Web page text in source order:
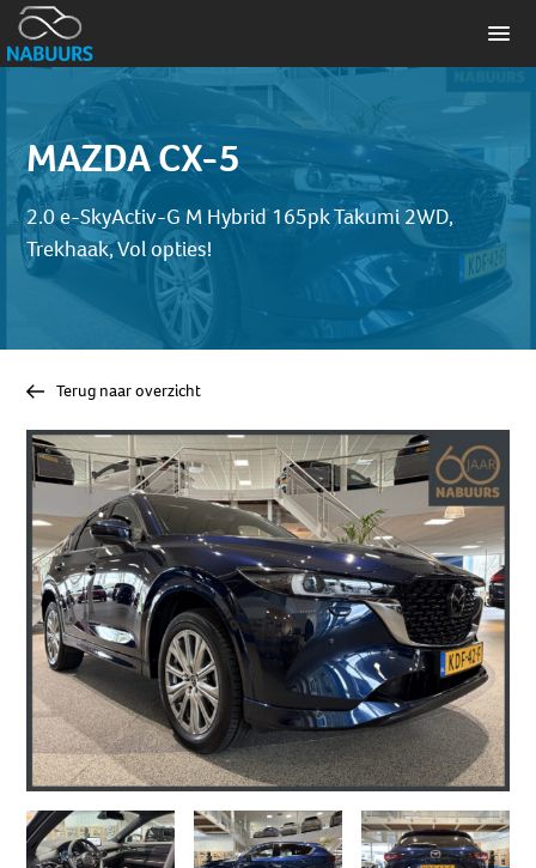
MAZDA CX-5
2.0 e-SkyActiv-G M Hybrid 165pk Takumi 2WD,
Trekhaak, Vol opties!
Terug naar overzicht